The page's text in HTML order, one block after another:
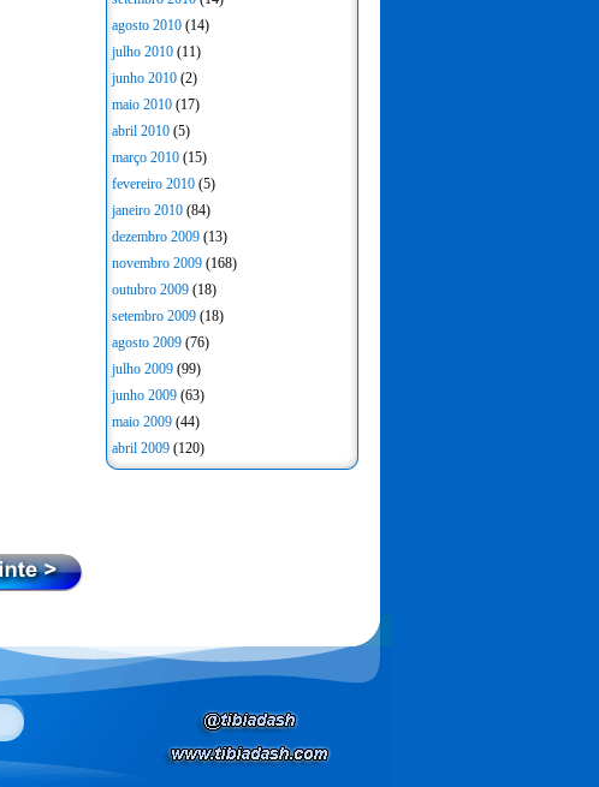
agosto 2010 (14)
julho 2010 (11)
junho 2010 (2)
maio 2010 (17)
abril 2010 (5)
março 2010 (15)
fevereiro 2010 (5)
janeiro 2010 (84)
dezembro 2009 (13)
novembro 2009 (168)
outubro 2009 (18)
setembro 2009 (18)
agosto 2009 (76)
julho 2009 (99)
junho 2009 (63)
maio 2009 (44)
abril 2009 (120)